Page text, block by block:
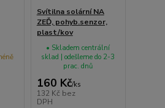
Svítilna solární NA
ZEĎ, pohyb.senzor,
plast/kov
160 Kč/ks
132 Kč bez
DPH
• Skladem centrální
sklad | odešleme do 2-3
prac. dnů